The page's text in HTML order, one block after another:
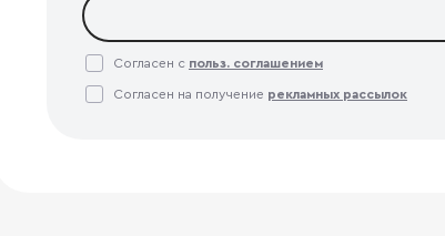
Согласен с польз. соглашением
Согласен на получение рекламных рассылок